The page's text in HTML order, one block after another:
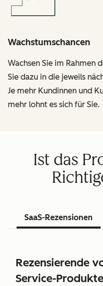
Wachstumschancen
Wachsen Sie im Rahmen
Sie dazu in die jeweils
Je mehr Kundinnen und
mehr lohnt es sich für Sie.
Ist das
SaaS-Rezensionen
Rezensierende
Service-